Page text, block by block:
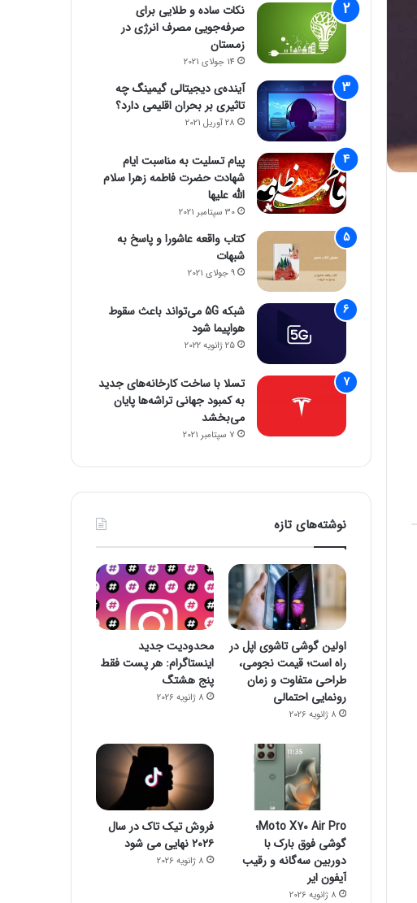
نکات ساده و طلایی برای
صرفه‌جویی مصرف انرژی در
زمستان
14 جولای 2021
آینده‌ی دیجیتالی گیمینگ چه
تاثیری بر بحران اقلیمی دارد؟
28 آوریل 2021
پیام تسلیت به مناسبت ایام
شهادت حضرت فاطمه زهرا سلام
الله علیها
30 سپتامبر 2021
کتاب واقعه عاشورا و پاسخ به
شبهات
9 جولای 2021
شبکه 5G می‌تواند باعث سقوط
هواپیما شود
25 ژانویه 2022
تسلا با ساخت کارخانه‌های جدید
به کمبود جهانی تراشه‌ها پایان
می‌بخشد
7 سپتامبر 2021
نوشته‌های تازه
اولین گوشی تاشوی اپل در
راه است؛ قیمت نجومی،
طراحی متفاوت و زمان
رونمایی احتمالی
8 ژانویه 2026
محدودیت جدید
اینستاگرام: هر پست فقط
پنج هشتگ
8 ژانویه 2026
Moto X70 Air Pro؛
گوشی فوق بارک با
دوربین سه‌گانه و رقیب
آیفون ایر
8 ژانویه 2026
فروش تیک تاک در سال
۲۰۲۶ نهایی می شود
8 ژانویه 2026